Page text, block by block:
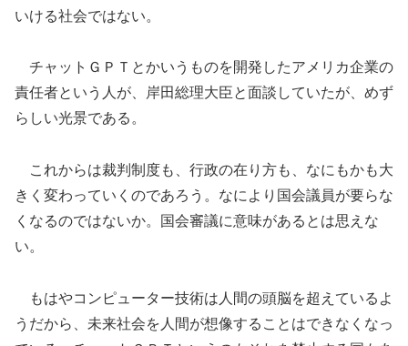
いける社会ではない。
チャットＧＰＴとかいうものを開発したアメリカ企業の
責任者という人が、岸田総理大臣と面談していたが、めず
らしい光景である。
これからは裁判制度も、行政の在り方も、なにもかも大
きく変わっていくのであろう。なにより国会議員が要らな
くなるのではないか。国会審議に意味があるとは思えな
い。
もはやコンピューター技術は人間の頭脳を超えているよ
うだから、未来社会を人間が想像することはできなくなっ